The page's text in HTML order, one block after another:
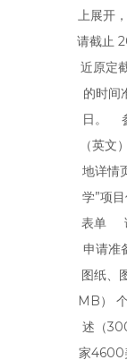
上展开
请截止
近原定
的时间
日。
（英
地详情
学”项
表单
申请准
图纸、
MB）
述（
家4600